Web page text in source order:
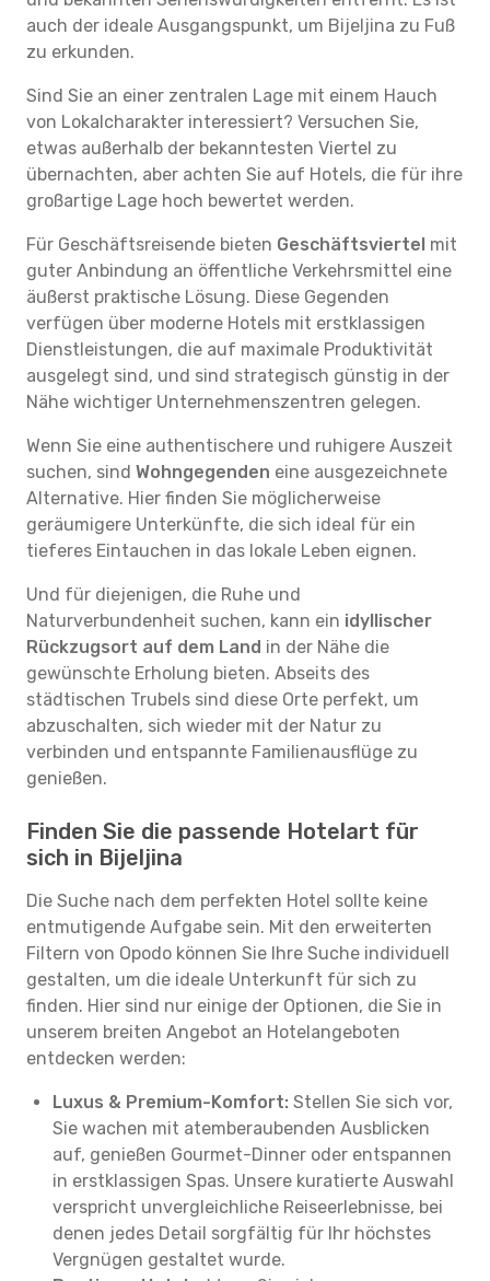
auch der ideale Ausgangspunkt, um Bijeljina zu Fuß
zu erkunden.
Sind Sie an einer zentralen Lage mit einem Hauch
von Lokalcharakter interessiert? Versuchen Sie,
etwas außerhalb der bekanntesten Viertel zu
übernachten, aber achten Sie auf Hotels, die für ihre
großartige Lage hoch bewertet werden.
Für Geschäftsreisende bieten Geschäftsviertel mit
guter Anbindung an öffentliche Verkehrsmittel eine
äußerst praktische Lösung. Diese Gegenden
verfügen über moderne Hotels mit erstklassigen
Dienstleistungen, die auf maximale Produktivität
ausgelegt sind, und sind strategisch günstig in der
Nähe wichtiger Unternehmenszentren gelegen.
Wenn Sie eine authentischere und ruhigere Auszeit
suchen, sind Wohngegenden eine ausgezeichnete
Alternative. Hier finden Sie möglicherweise
geräumigere Unterkünfte, die sich ideal für ein
tieferes Eintauchen in das lokale Leben eignen.
Und für diejenigen, die Ruhe und
Naturverbundenheit suchen, kann ein idyllischer
Rückzugsort auf dem Land in der Nähe die
gewünschte Erholung bieten. Abseits des
städtischen Trubels sind diese Orte perfekt, um
abzuschalten, sich wieder mit der Natur zu
verbinden und entspannte Familienausflüge zu
genießen.
Finden Sie die passende Hotelart für
sich in Bijeljina
Die Suche nach dem perfekten Hotel sollte keine
entmutigende Aufgabe sein. Mit den erweiterten
Filtern von Opodo können Sie Ihre Suche individuell
gestalten, um die ideale Unterkunft für sich zu
finden. Hier sind nur einige der Optionen, die Sie in
unserem breiten Angebot an Hotelangeboten
entdecken werden:
Luxus & Premium-Komfort: Stellen Sie sich vor,
Sie wachen mit atemberaubenden Ausblicken
auf, genießen Gourmet-Dinner oder entspannen
in erstklassigen Spas. Unsere kuratierte Auswahl
verspricht unvergleichliche Reiseerlebnisse, bei
denen jedes Detail sorgfältig für Ihr höchstes
Vergnügen gestaltet wurde.